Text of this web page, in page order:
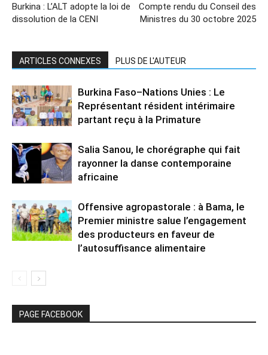
Burkina : L’ALT adopte la loi de
dissolution de la CENI
Compte rendu du Conseil des
Ministres du 30 octobre 2025
ARTICLES CONNEXES PLUS DE L'AUTEUR
Burkina Faso–Nations Unies : Le
Représentant résident intérimaire
partant reçu à la Primature
Salia Sanou, le chorégraphe qui fait
rayonner la danse contemporaine
africaine
Offensive agropastorale : à Bama, le
Premier ministre salue l’engagement
des producteurs en faveur de
l’autosuffisance alimentaire
PAGE FACEBOOK